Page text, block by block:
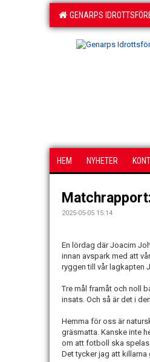
GENARPS
HEM NYHETER
2025-05-05 15:14
En lördag där Joacim
innan avspark med att
ryggen till vår lagkapten
Tre mål framåt och noll
insats. Och så är det i
Hemma för oss är
gräsmatta. Kanske inte
om att fotboll ska spelas
Det tycker jag att killarna